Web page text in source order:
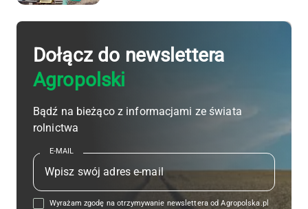
Dołącz do newslettera
Agropolski
Bądź na bieżąco z informacjami ze świata
rolnictwa
E-MAIL
Wyrażam zgodę na otrzymywanie newslettera od Agropolska.pl